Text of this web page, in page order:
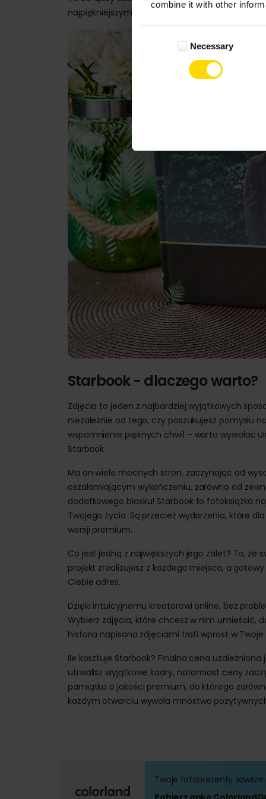
combine it with other
Necessary
najpiękniejszymi kadrami.
Starbook - dlaczego warto?
Zdjęcia to jeden z najbardziej wyjątkowych
niezależnie od tego, czy poszukujesz pomysłu
wspomnienie pięknych chwil – warto wywołać
Starbook.
Ma on wiele mocnych stron, zaczynając od
oszałamiającym wykończeniu, zarówno od
dodatkowego blasku! Starbook to fotoksiążka
Twojego życia. Są przecież wydarzenia, które
wersji premium.
Co jest jedną z największych jego zalet? To, że
projekt zrealizujesz z każdego miejsca, a
Ciebie adres.
Dzięki intuicyjnemu kreatorowi online, bez
Wybierz zdjęcia, które chcesz w nim umieścić,
historia napisana zdjęciami trafi wprost w Twoje
Ile kosztuje Starbook? Finalna cena
utrwalisz wyjątkowe kadry, natomiast ceny
pamiątka o jakości premium, do którego
każdym otwarciu wywoła mnóstwo
Twoje fotoprezenty zawsze